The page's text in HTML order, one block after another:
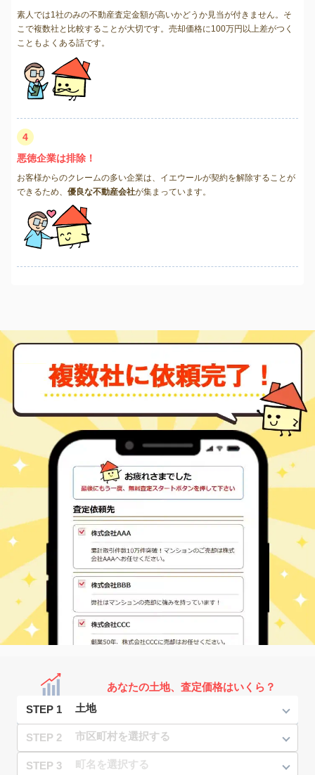
素人では1社のみの不動産査定金額が高いかどうか見当が付きません。そ
こで複数社と比較することが大切です。売却価格に100万円以上差がつく
こともよくある話です。
4
悪徳企業は排除！
お客様からのクレームの多い企業は、イエウールが契約を解除することが
できるため、 優良な不動産会社が集まっています。
あなたの土地、査定価格はいくら？
STEP 1
STEP 2
STEP 3